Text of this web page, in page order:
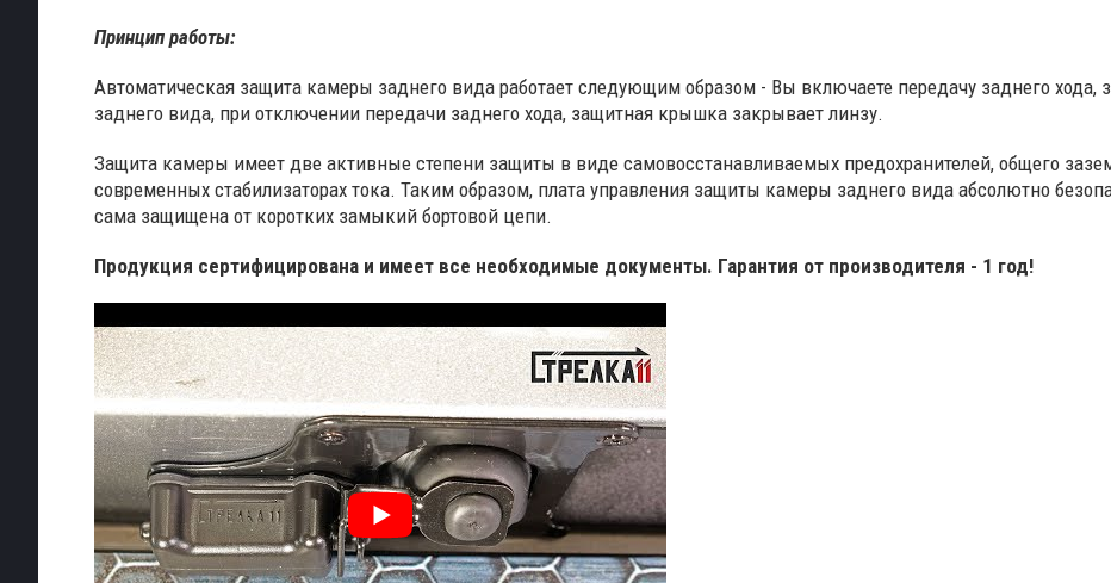
Принцип работы:
Автоматическая защита камеры заднего вида работает следующим образом - Вы включаете передачу заднего
заднего вида, при отключении передачи заднего хода, защитная крышка закрывает линзу.
Защита камеры имеет две активные степени защиты в виде самовосстанавливаемых предохранителей, общего
современных стабилизаторах тока. Таким образом, плата управления защиты камеры заднего вида абсолютно
сама защищена от коротких замыкий бортовой цепи.
Продукция сертифицирована и имеет все необходимые документы. Гарантия от производителя - 1 год!